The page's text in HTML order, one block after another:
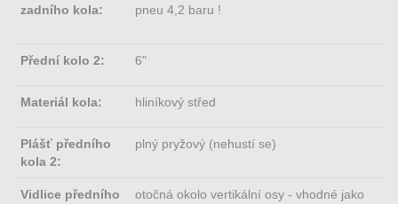
zadního kola:
pneu 4,2 baru !
Přední kolo 2: 6"
Materiál kola: hliníkový střed
Plášť předního
kola 2:
plný pryžový (nehustí se)
Vidlice předního
otočná okolo vertikální osy - vhodné jako